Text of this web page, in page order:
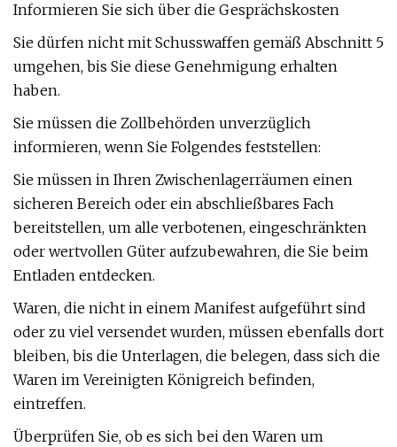
Informieren Sie sich über die Gesprächskosten
Sie dürfen nicht mit Schusswaffen gemäß Abschnitt 5
umgehen, bis Sie diese Genehmigung erhalten
haben.
Sie müssen die Zollbehörden unverzüglich
informieren, wenn Sie Folgendes feststellen:
Sie müssen in Ihren Zwischenlagerräumen einen
sicheren Bereich oder ein abschließbares Fach
bereitstellen, um alle verbotenen, eingeschränkten
oder wertvollen Güter aufzubewahren, die Sie beim
Entladen entdecken.
Waren, die nicht in einem Manifest aufgeführt sind
oder zu viel versendet wurden, müssen ebenfalls dort
bleiben, bis die Unterlagen, die belegen, dass sich die
Waren im Vereinigten Königreich befinden,
eintreffen.
Überprüfen Sie, ob es sich bei den Waren um